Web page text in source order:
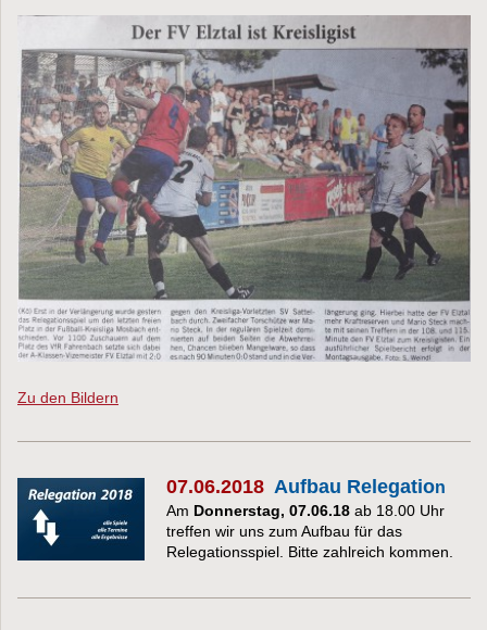
Zu den Bildern
07.06.2018 Aufbau Relegation
Am Donnerstag, 07.06.18 ab 18.00 Uhr
treffen wir uns zum Aufbau für das
Relegationsspiel. Bitte zahlreich kommen.